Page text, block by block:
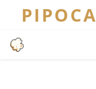
PIPOCA